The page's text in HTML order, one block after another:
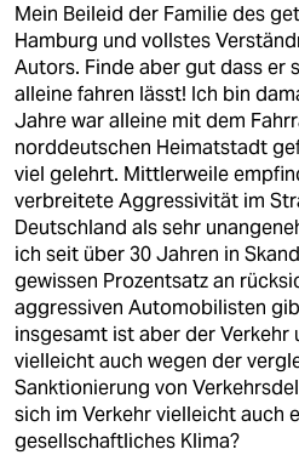
Mein Beileid der Familie des
Hamburg und vollstes
Autors. Finde aber gut dass er
alleine fahren lässt! Ich bin
Jahre war alleine mit dem
norddeutschen Heimatstadt
viel gelehrt. Mittlerweile
verbreitete Aggressivität im
Deutschland als sehr
ich seit über 30 Jahren in
gewissen Prozentsatz an
aggressiven Automobilisten
insgesamt ist aber der Verkehr
vielleicht auch wegen der
Sanktionierung von
sich im Verkehr vielleicht auch
gesellschaftliches Klima?